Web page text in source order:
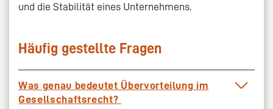
und die Stabilität eines Unternehmens.
Häufig gestellte Fragen
Was genau bedeutet Übervorteilung im
Gesellschaftsrecht?